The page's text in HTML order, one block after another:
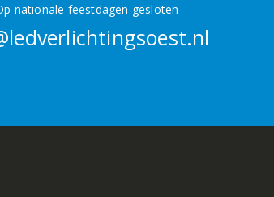
nationale feestdagen gesloten